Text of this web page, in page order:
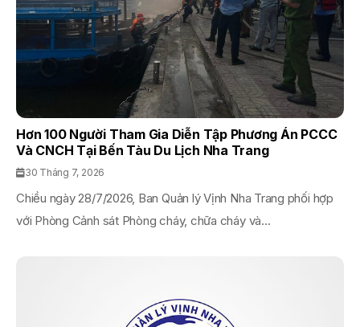
Hơn 100 Người Tham Gia Diễn Tập Phương Án PCCC
Và CNCH Tại Bến Tàu Du Lịch Nha Trang
30 Tháng 7, 2026
Chiều ngày 28/7/2026, Ban Quản lý Vịnh Nha Trang phối hợp
với Phòng Cảnh sát Phòng cháy, chữa cháy và...